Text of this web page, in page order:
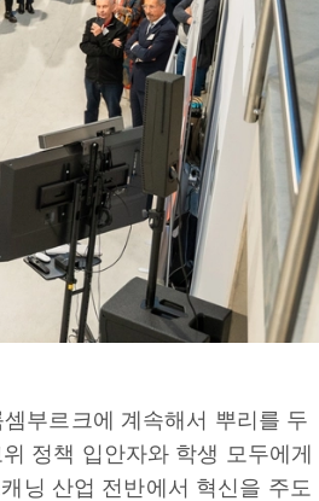
부르크에 계속해서 뿌리를 두
정책 입안자와 학생 모두에게
닝 산업 전반에서 혁신을 주도